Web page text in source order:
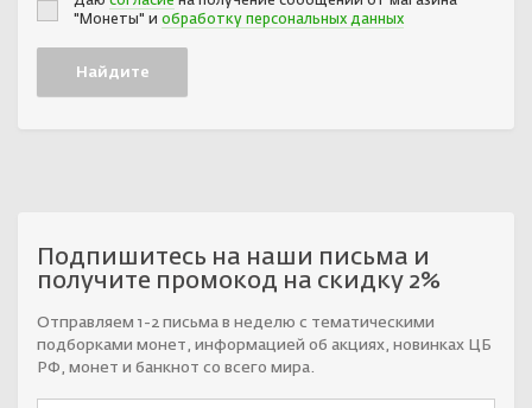
"Монеты" и обработку персональных данных
Подпишитесь на наши письма и
получите промокод на скидку 2%
Отправляем 1-2 письма в неделю с тематическими
подборками монет, информацией об акциях, новинках ЦБ
РФ, монет и банкнот со всего мира.